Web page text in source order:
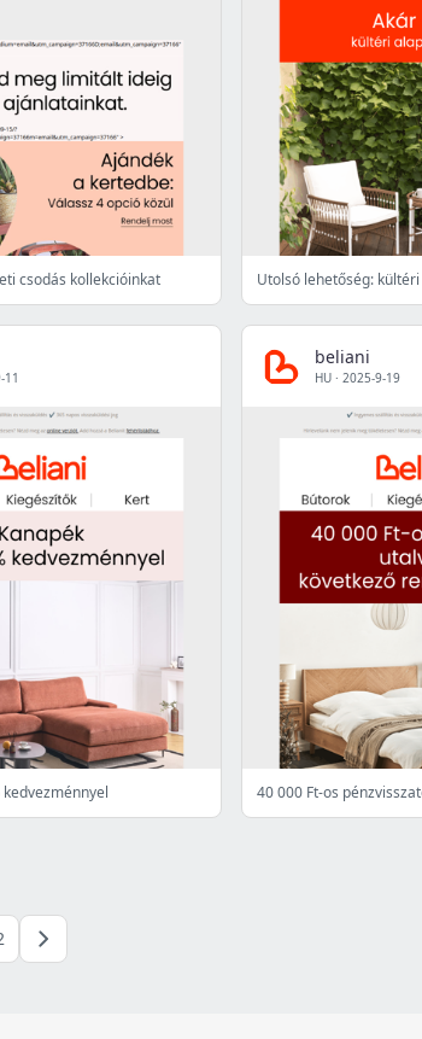
csodás kollekcióinkat
11
beliani
HU · 2025-9-19